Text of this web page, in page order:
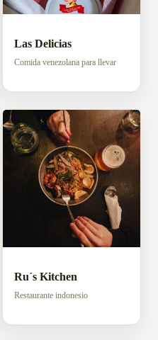
Las Delicias
Comida venezolana para llevar
Ru´s Kitchen
Restaurante indonesio